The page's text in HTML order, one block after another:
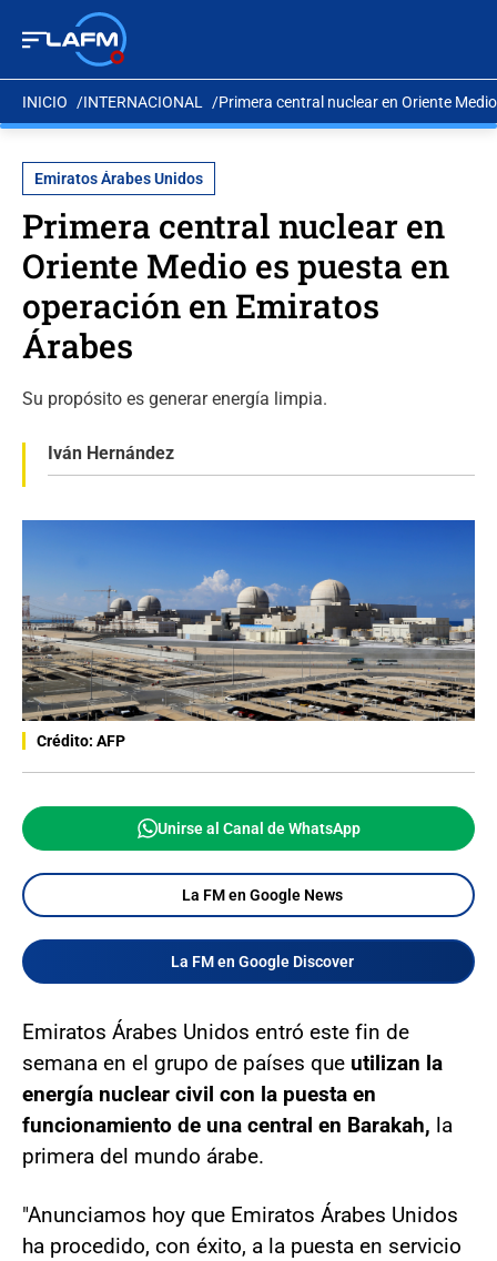
INICIO INTERNACIONAL Primera central nuclear en Oriente
Emiratos Árabes Unidos
Primera central nuclear en
Oriente Medio es puesta en
operación en Emiratos
Árabes
Su propósito es generar energía limpia.
Iván Hernández
Crédito: AFP
Unirse al Canal de WhatsApp
La FM en Google News
La FM en Google Discover
Emiratos Árabes Unidos entró este fin de
semana en el grupo de países que utilizan la
energía nuclear civil con la puesta en
funcionamiento de una central en Barakah, la
primera del mundo árabe.
"Anunciamos hoy que Emiratos Árabes Unidos
ha procedido, con éxito, a la puesta en servicio